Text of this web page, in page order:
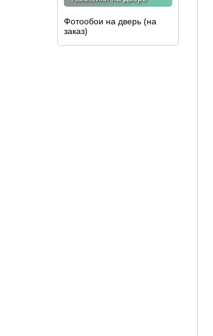
Фотообои на дверь (на
заказ)